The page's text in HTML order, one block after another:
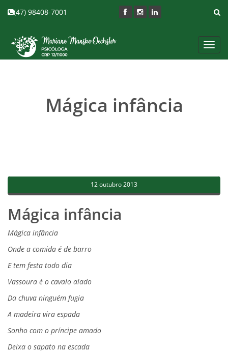
(47) 98408-7001
Mágica infância
12 outubro 2013
Mágica infância
Mágica infância
Onde a comida é de barro
E tem festa todo dia
Vassoura é o cavalo alado
Da chuva ninguém fugia
A madeira vira espada
Sonho com o príncipe amado
Deixa o sapato na escada